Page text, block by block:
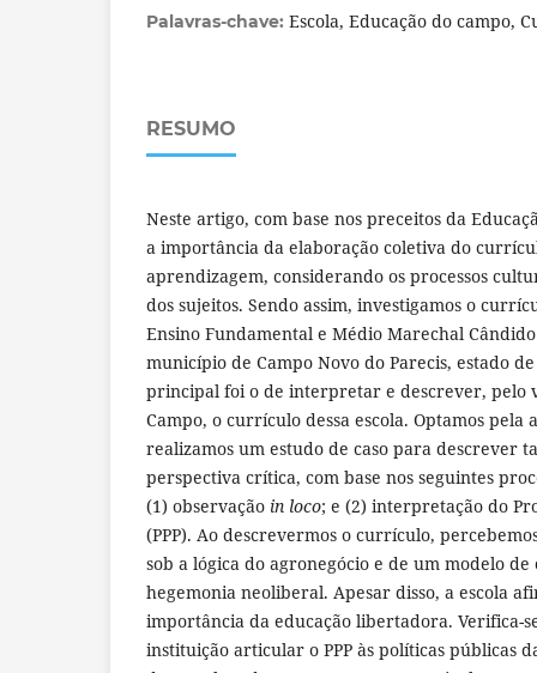
Palavras-chave: Escola, Educação do campo,
RESUMO
Neste artigo, com base nos preceitos da
a importância da elaboração coletiva do
aprendizagem, considerando os processos
dos sujeitos. Sendo assim, investigamos o
Ensino Fundamental e Médio Marechal
município de Campo Novo do Parecis, estado
principal foi o de interpretar e descrever, pelo
Campo, o currículo dessa escola. Optamos
realizamos um estudo de caso para descrever
perspectiva crítica, com base nos seguintes
(1) observação in loco; e (2) interpretação do
(PPP). Ao descrevermos o currículo,
sob a lógica do agronegócio e de um modelo
hegemonia neoliberal. Apesar disso, a escola
importância da educação libertadora. Verifica-
instituição articular o PPP às políticas públicas